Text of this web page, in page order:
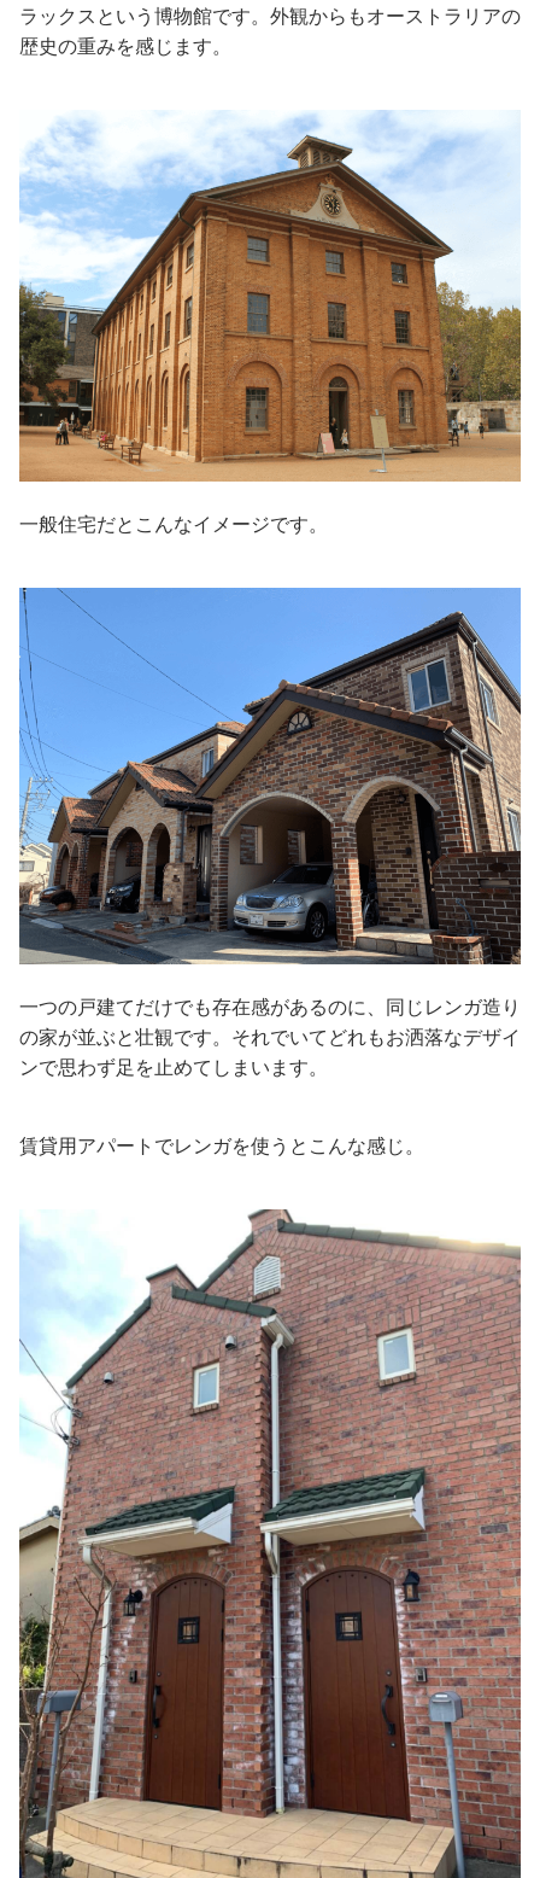
ラックスという博物館です。外観からもオーストラリアの
歴史の重みを感じます。
一般住宅だとこんなイメージです。
一つの戸建てだけでも存在感があるのに、同じレンガ造り
の家が並ぶと壮観です。それでいてどれもお洒落なデザイ
ンで思わず足を止めてしまいます。
賃貸用アパートでレンガを使うとこんな感じ。